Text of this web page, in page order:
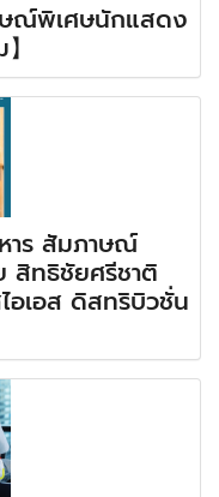
ษณ์พิเศษนักแสดง
าร สัมภาษณ์
ทธิชัยศรีชาติ
อเอส ดิสทริบิวชั่น